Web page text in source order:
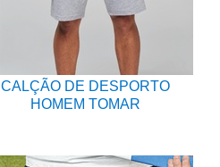
CALÇÃO DE DESPORTO
HOMEM TOMAR